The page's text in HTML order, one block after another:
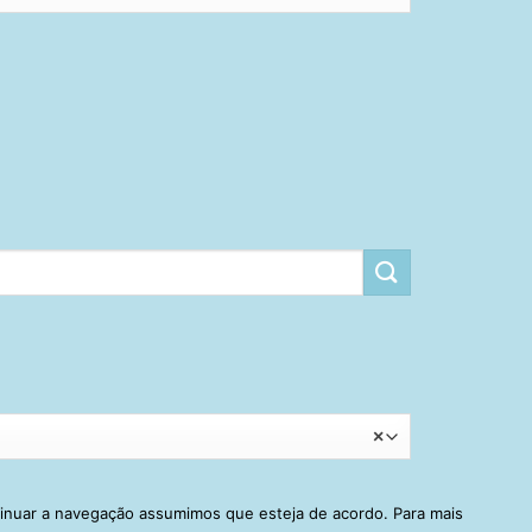
×
a navegação assumimos que esteja de acordo. Para mais